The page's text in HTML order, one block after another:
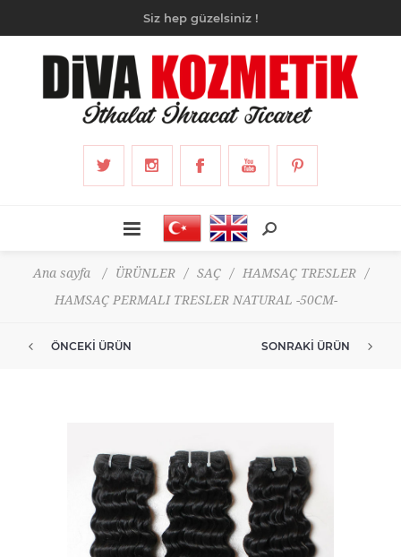
Siz hep güzelsiniz !
Ana sayfa / ÜRÜNLER / SAÇ / HAMSAÇ TRESLER
/
HAMSAÇ PERMALI TRESLER NATURAL -50CM-
ÖNCEKI ÜRÜN SONRAKI ÜRÜN